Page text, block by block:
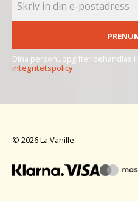
Dina personuppgifter behandlas i
integritetspolicy.
© 2026 La Vanille